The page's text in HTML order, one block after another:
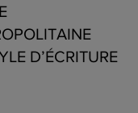
D’ÉCRITURE